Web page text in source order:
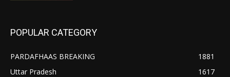
POPULAR CATEGORY
PARDAFHAAS BREAKING
1881
Uttar Pradesh
1617